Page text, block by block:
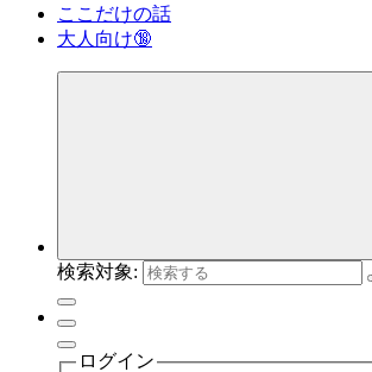
ここだけの話
大人向け🔞
検索対象:
ログイン